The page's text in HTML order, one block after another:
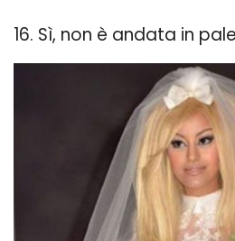
16. Sì, non è andata in